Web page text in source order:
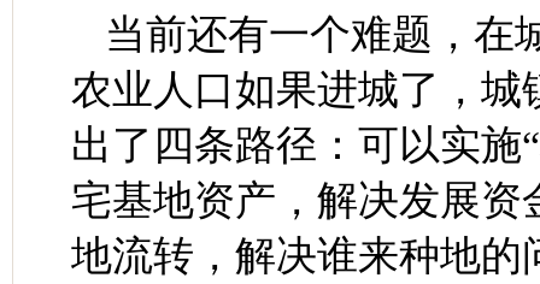
当前还有一个难题，在
农业人口如果进城了，
出了四条路径：可以实施
宅基地资产，解决发展
地流转，解决谁来种地